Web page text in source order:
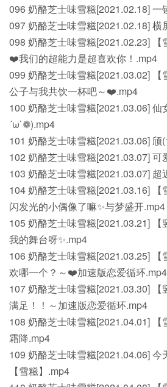
096 奶酪芝士味雪糍[2021.02.18] 一
097 奶酪芝士味雪糍[2021.02.18] 横
098 奶酪芝士味雪糍[2021.02.23] 【
❤️我们的超能力是超喜欢你！.mp4
099 奶酪芝士味雪糍[2021.03.02]
公子与我共饮一杯吧～❤️.mp4
100 奶酪芝士味雪糍[2021.03.06]
´ω`❁).mp4
101 奶酪芝士味雪糍[2021.03.06] 颀
102 奶酪芝士味雪糍[2021.03.07] 可
103 奶酪芝士味雪糍[2021.03.07] 超
104 奶酪芝士味雪糍[2021.03.16] 【
闪发光的小偶像了嘛✨与梦盛开.mp4
105 奶酪芝士味雪糍[2021.03.21] 【
我的舞台呀✨.mp4
106 奶酪芝士味雪糍[2021.03.25]
欢哪一个？～❤️加速版恋爱循环.mp4
107 奶酪芝士味雪糍[2021.03.30]
满足！！～加速版恋爱循环.mp4
108 奶酪芝士味雪糍[2021.04.01]
霜降.mp4
109 奶酪芝士味雪糍[2021.04.06]
【雪糍】.mp4